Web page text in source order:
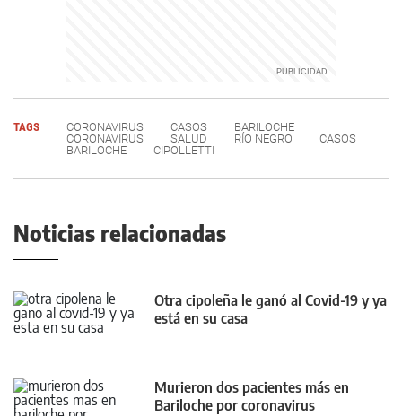
TAGS CORONAVIRUS CASOS
BARILOCHE
CORONAVIRUS
SALUD RÍO NEGRO
CASOS
BARILOCHE
CIPOLLETTI
Noticias relacionadas
Otra cipoleña le ganó al Covid-19 y ya
está en su casa
Murieron dos pacientes más en
Bariloche por coronavirus